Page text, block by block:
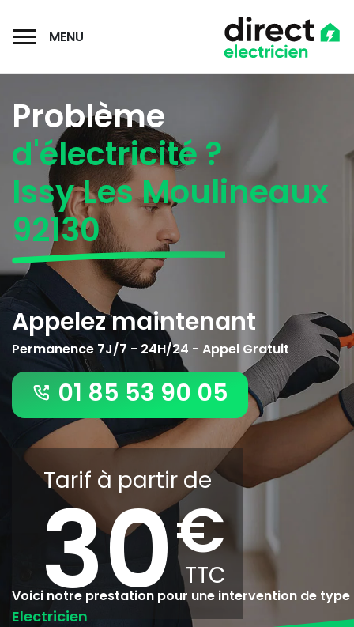
MENU
Problème
d'électricité ?
Issy Les Moulineaux
92130
Appelez maintenant
Permanence 7J/7 - 24H/24 - Appel Gratuit
01 85 53 90 05
Tarif à partir de
30
Voici notre prestation pour une intervention de type
Electricien